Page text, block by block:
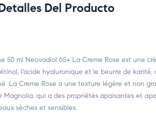
Del Producto
50 ml Neovadiol 65+ La Creme Rose est une
l'acide hyaluronique et le beurre de
La Creme Rose a une texture légère et non
qui a des propriétés apaisantes et
sèches et sensibles.